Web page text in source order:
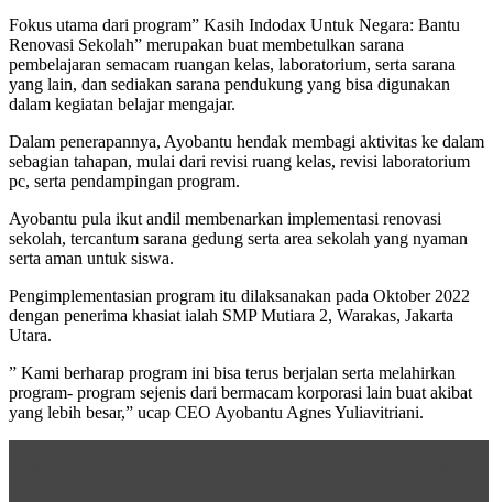
Fokus utama dari program” Kasih Indodax Untuk Negara: Bantu
Renovasi Sekolah” merupakan buat membetulkan sarana
pembelajaran semacam ruangan kelas, laboratorium, serta sarana
yang lain, dan sediakan sarana pendukung yang bisa digunakan
dalam kegiatan belajar mengajar.
Dalam penerapannya, Ayobantu hendak membagi aktivitas ke dalam
sebagian tahapan, mulai dari revisi ruang kelas, revisi laboratorium
pc, serta pendampingan program.
Ayobantu pula ikut andil membenarkan implementasi renovasi
sekolah, tercantum sarana gedung serta area sekolah yang nyaman
serta aman untuk siswa.
Pengimplementasian program itu dilaksanakan pada Oktober 2022
dengan penerima khasiat ialah SMP Mutiara 2, Warakas, Jakarta
Utara.
” Kami berharap program ini bisa terus berjalan serta melahirkan
program- program sejenis dari bermacam korporasi lain buat akibat
yang lebih besar,” ucap CEO Ayobantu Agnes Yuliavitriani.